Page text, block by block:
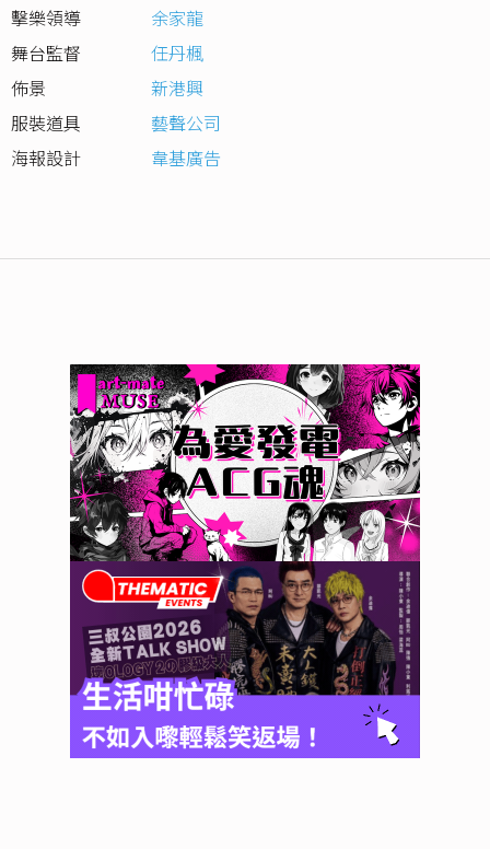
擊樂領導
余家龍
舞台監督
任丹楓
佈景
新港興
服裝道具
藝聲公司
海報設計
韋基廣告